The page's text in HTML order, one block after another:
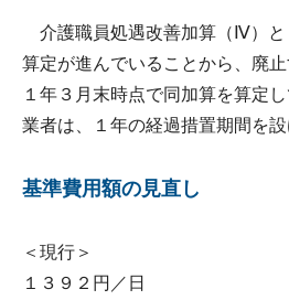
介護職員処遇改善加算（Ⅳ）と
算定が進んでいることから、廃
１年３月末時点で同加算を算定
業者は、１年の経過措置期間を設
基準費用額の見直し
＜現行＞
１３９２円／日